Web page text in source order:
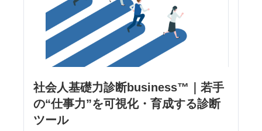
社会人基礎力診断business™｜若手
の“仕事力”を可視化・育成する診断
ツール